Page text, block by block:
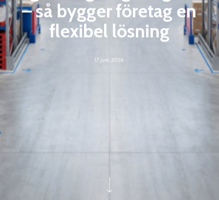
– så bygger företag en
flexibel lösning
17 juni, 2026